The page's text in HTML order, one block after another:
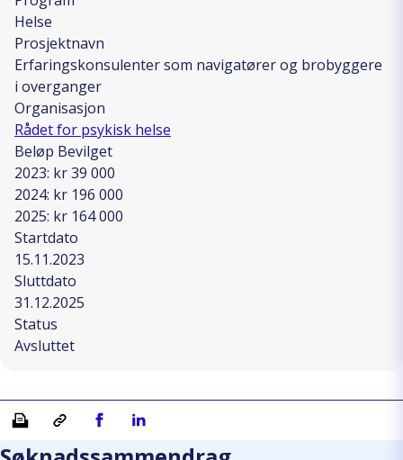
Helse
Prosjektnavn
Erfaringskonsulenter som navigatører og brobyggere
i overganger
Organisasjon
Rådet for psykisk helse
Beløp Bevilget
2023: kr 39 000
2024: kr 196 000
2025: kr 164 000
Startdato
15.11.2023
Sluttdato
31.12.2025
Status
Avsluttet
Skriv ut Kopiera länkDel på Facebook
Del på Linkedin